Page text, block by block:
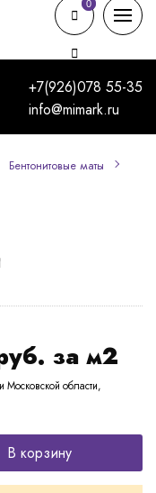
+7(926)078 55-35
info@mimark.ru
0
0
Бентонитовые маты
за м2
Московской области,
В корзину